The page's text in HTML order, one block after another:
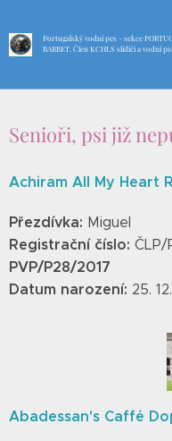
Portugalský vodní pes - sekce
BARBET, Člen KCHLS slídiči a vodní
Senioři, psi již
Achiram All My Heart
Přezdívka: Miguel
Registrační číslo: ČLP/
PVP/P28/2017
Datum narození: 25.
Abadessan's Caffé